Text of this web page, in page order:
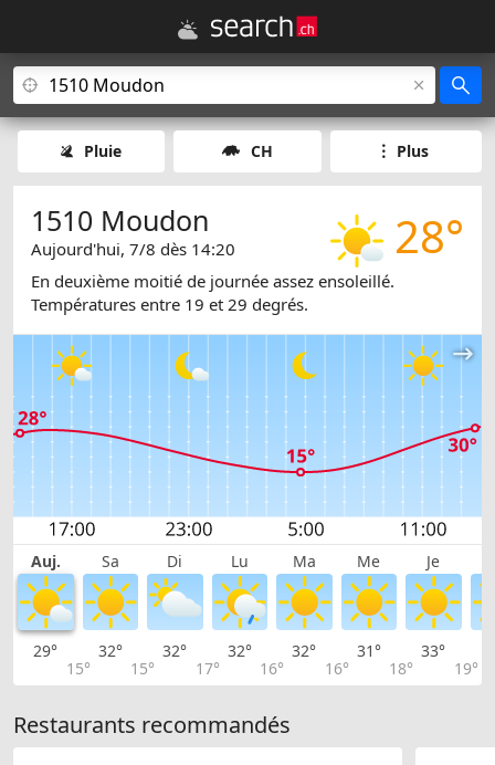
Pluie CH Plus
28°
1510 Moudon
Aujourd'hui, 7/8 dès 14:20
En deuxième moitié de journée assez ensoleillé.
Températures entre 19 et 29 degrés.
Auj. Sa Di Lu Ma Me Je
29°
15°
32°
15°
32°
17°
32°
16°
32°
16°
31°
18°
33°
19°
Restaurants recommandés